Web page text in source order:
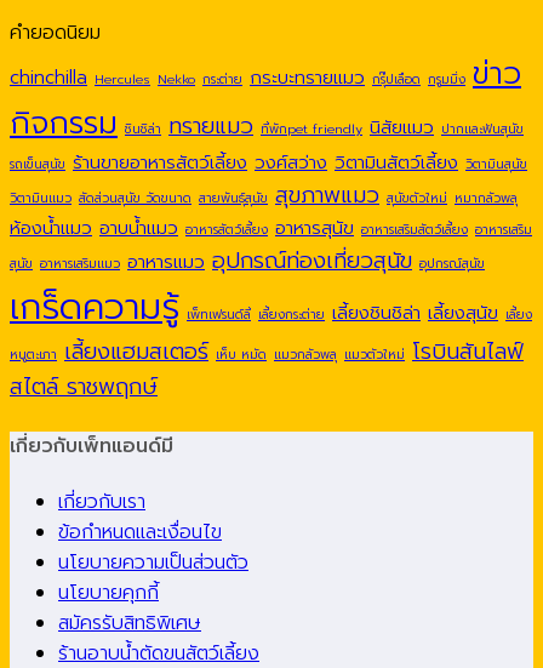
คำยอดนิยม
chinchilla Hercules Nekko กระต่าย กระบะทรายแมว กรุ๊ปเลือด กรูมมิ่ง ข่าว
กิจกรรม ชินชิล่า ทรายแมว ที่พักpet friendly นิสัยแมว ปากและฟันสุนัข
รถเข็นสุนัข ร้านขายอาหารสัตว์เลี้ยง วงศ์สว่าง วิตามินสัตว์เลี้ยง วิตามินสุนัข
วิตามินแมว สัดส่วนสุนัข วัดขนาด สายพันธุ์สุนัข สุขภาพแมว สุนัขตัวใหม่ หมากลัวพลุ
ห้องน้ำแมว อาบน้ำแมว อาหารสัตว์เลี้ยง อาหารสุนัข อาหารเสริมสัตว์เลี้ยง อาหารเสริม
สุนัข อาหารเสริมแมว อาหารแมว อุปกรณ์ท่องเที่ยวสุนัข อุปกรณ์สุนัข
เกร็ดความรู้ เพ็ทเฟรนด์ลี่ เลี้ยงกระต่าย เลี้ยงชินชิล่า เลี้ยงสุนัข เลี้ยง
หนูตะเภา เลี้ยงแฮมสเตอร์ เห็บ หมัด แมวกลัวพลุ แมวตัวใหม่ โรบินสันไลฟ์
สไตล์ ราชพฤกษ์
เกี่ยวกับเพ็ทแอนด์มี
เกี่ยวกับเรา
ข้อกำหนดและเงื่อนไข
นโยบายความเป็นส่วนตัว
นโยบายคุกกี้
สมัครรับสิทธิพิเศษ
ร้านอาบน้ำตัดขนสัตว์เลี้ยง